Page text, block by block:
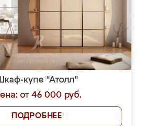
купе "Атолл"
от 46 000 руб.
ПОДРОБНЕЕ